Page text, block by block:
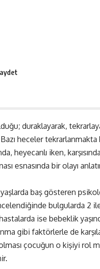
duraklayarak,
heceler
heyecanlı iken,
esnasında bir olayı
baş gösteren
bulgularda 2 ile
ise bebeklik
gibi faktörlerle de
çocuğun o kişiyi rol